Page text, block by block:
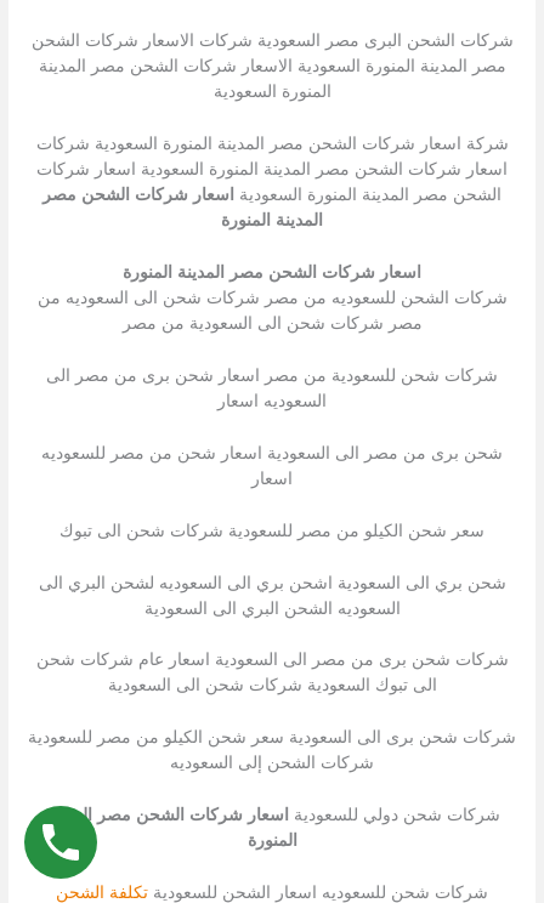
شركات الشحن البرى مصر السعودية شركات الاسعار شركات الشحن
مصر المدينة المنورة السعودية الاسعار شركات الشحن مصر المدينة
المنورة السعودية
شركة اسعار شركات الشحن مصر المدينة المنورة السعودية شركات
اسعار شركات الشحن مصر المدينة المنورة السعودية اسعار شركات
الشحن مصر المدينة المنورة السعودية
اسعار شركات الشحن مصر
المدينة المنورة
اسعار شركات الشحن مصر المدينة المنورة
شركات الشحن للسعوديه من مصر شركات شحن الى السعوديه من
مصر شركات شحن الى السعودية من مصر
شركات شحن للسعودية من مصر اسعار شحن برى من مصر الى
السعوديه اسعار
شحن برى من مصر الى السعودية اسعار شحن من مصر للسعوديه
اسعار
سعر شحن الكيلو من مصر للسعودية شركات شحن الى تبوك
شحن بري الى السعودية اشحن بري الى السعوديه لشحن البري الى
السعوديه الشحن البري الى السعودية
شركات شحن برى من مصر الى السعودية اسعار عام شركات شحن
الى تبوك السعودية شركات شحن الى السعودية
شركات شحن برى الى السعودية سعر شحن الكيلو من مصر للسعودية
شركات الشحن إلى السعوديه
شركات شحن دولي للسعودية
اسعار شركات الشحن مصر المدينة
المنورة
شركات شحن للسعوديه اسعار الشحن للسعودية تكلفة الشحن